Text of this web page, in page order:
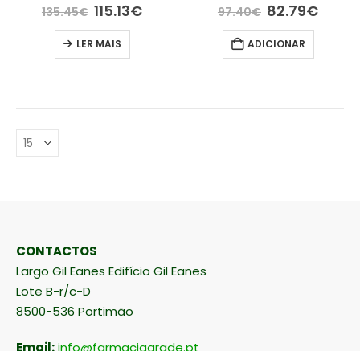
135.45€ 115.13€
LER MAIS
97.40€ 82.79€
ADICIONAR
CONTACTOS
Largo Gil Eanes Edifício Gil Eanes
Lote B-r/c-D
8500-536 Portimão
Email:info@farmaciaarade.pt